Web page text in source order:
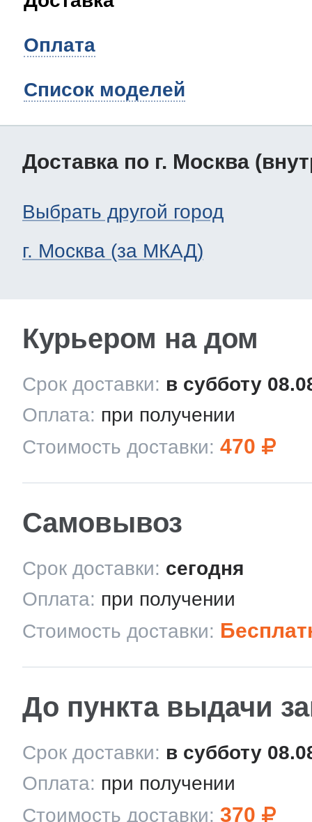
Оплата
Список моделей
Доставка по г. Москва
Выбрать другой город
г. Москва (за МКАД)
Курьером на дом
Срок доставки: в субботу
Оплата: при получении
Стоимость доставки: 470
Самовывоз
Срок доставки: сегодня
Оплата: при получении
Стоимость доставки:
До пункта выдачи
Срок доставки: в субботу
Оплата: при получении
Стоимость доставки: 370